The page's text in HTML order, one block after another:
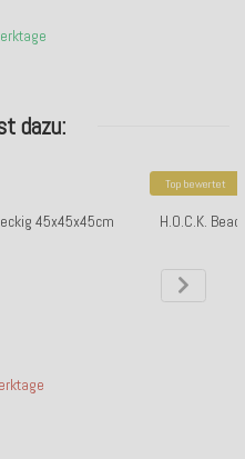
dazu:
45x45x45cm
Top bewertet
H.O.C.K.